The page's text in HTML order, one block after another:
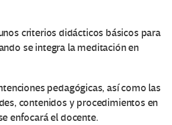
criterios didácticos básicos para
se integra la meditación en
pedagógicas, así como las
contenidos y procedimientos en
enfocará el docente.